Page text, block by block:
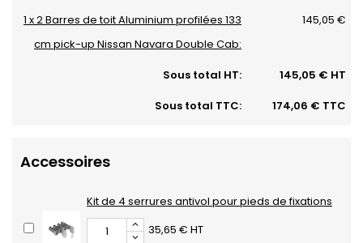
1 x 2 Barres de toit Aluminium profilées 133
cm pick-up Nissan Navara Double Cab:
145,05 €
Sous total HT:
145,05 € HT
Sous total TTC:
174,06 € TTC
Accessoires
Kit de 4 serrures antivol pour pieds de fixations
35,65 € HT